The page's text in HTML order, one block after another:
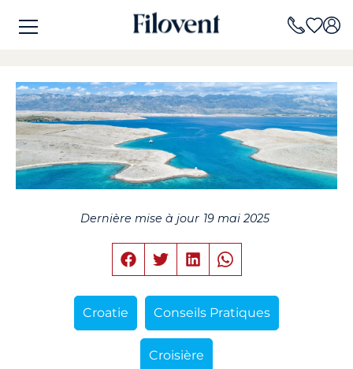
Dernière mise à jour 19 mai 2025
Croatie Conseils Pratiques
Croisière